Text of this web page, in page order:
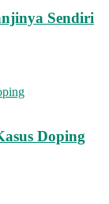
Sendiri
Doping